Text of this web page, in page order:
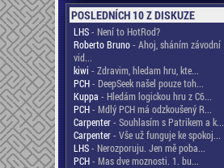
POSLEDNÍCH 10 Z DISKUZE
LHS- Není to HotRod?
Roberto Bruno- Ahoj, sháním závodní
vid...
kiwi - Zdravim, hledam hru, kte...
PCH- DeepSeek našel pouze toh...
Kuppa - Hledám logickou hru z C6...
PCH- Mdlý PCH má odzkoušený R...
Carpenter- Souhlasím s Patrikem a k...
Carpenter- Vše už funguje ke spokoj...
LHS- Nerozporuju. Jen mě poba...
PCH- Mas dve moznosti. 1. bu...